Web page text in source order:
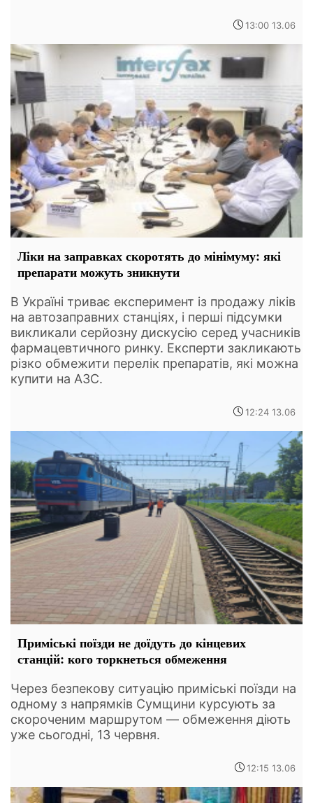
13:00 13.06
Ліки на заправках скоротять до мінімуму: які
препарати можуть зникнути
В Україні триває експеримент із продажу ліків
на автозаправних станціях, і перші підсумки
викликали серйозну дискусію серед учасників
фармацевтичного ринку. Експерти закликають
різко обмежити перелік препаратів, які можна
купити на АЗС.
12:24 13.06
Приміські поїзди не доїдуть до кінцевих
станцій: кого торкнеться обмеження
Через безпекову ситуацію приміські поїзди на
одному з напрямків Сумщини курсують за
скороченим маршрутом — обмеження діють
уже сьогодні, 13 червня.
12:15 13.06